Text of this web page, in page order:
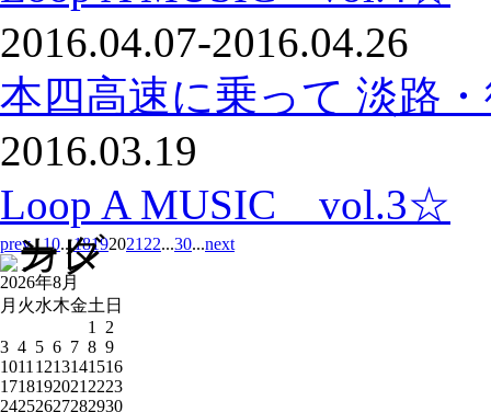
2016.04.07-2016.04.26
本四高速に乗って 淡路
2016.03.19
Loop A MUSIC vol.3☆
prev...10...18192021 22...30...next
2026年8月
月 火水木金土 日
1
2
3 4 5 6 7 8 9
1011 1213141516
1718192021 2223
24252627282930